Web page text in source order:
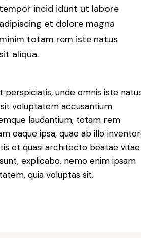
tempor incid idunt ut labore
adipiscing et dolore magna
minim totam rem iste natus
aliqua.
perspiciatis, unde omnis iste
voluptatem accusantium
laudantium, totam rem
eaque ipsa, quae ab illo
et quasi architecto beatae vitae
explicabo. nemo enim ipsam
quia voluptas sit.